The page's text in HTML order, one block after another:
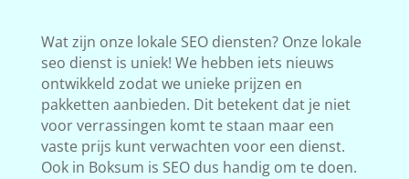
Wat zijn onze lokale SEO diensten? Onze lokale
seo dienst is uniek! We hebben iets nieuws
ontwikkeld zodat we unieke prijzen en
pakketten aanbieden. Dit betekent dat je niet
voor verrassingen komt te staan maar een
vaste prijs kunt verwachten voor een dienst.
Ook in Boksum is SEO dus handig om te doen.